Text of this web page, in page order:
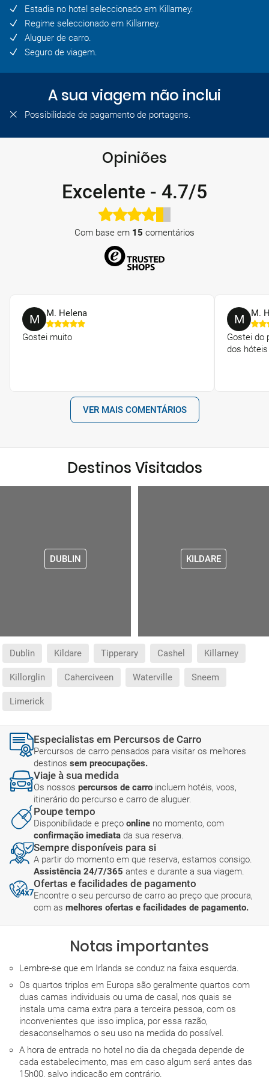
Estadia no hotel seleccionado em Killarney.
Regime seleccionado em Killarney.
Aluguer de carro.
Seguro de viagem.
A sua viagem não inclui
Possibilidade de pagamento de portagens.
Opiniões
Excelente - 4.7/5
Com base em 15 comentários
M M. Helena
Gostei muito
M M.
Gostei do
dos hóteis
VER MAIS COMENTÁRIOS
Destinos Visitados
DUBLIN KILDARE
Dublin Kildare Tipperary Cashel Killarney
Killorglin Caherciveen Waterville Sneem
Limerick
Especialistas em Percursos de Carro
Percursos de carro pensados para visitar os melhores
destinos sem preocupações.
Viaje à sua medida
Os nossos percursos de carro incluem hotéis, voos,
itinerário do percurso e carro de aluguer.
Poupe tempo
Disponibilidade e preço online no momento, com
confirmação imediata da sua reserva.
Sempre disponíveis para si
A partir do momento em que reserva, estamos consigo.
Assistência 24/7/365 antes e durante a sua viagem.
Ofertas e facilidades de pagamento
Encontre o seu percurso de carro ao preço que procura,
com as melhores ofertas e facilidades de pagamento.
Notas importantes
Lembre-se que em Irlanda se conduz na faixa esquerda.
Os quartos triplos em Europa são geralmente quartos com
duas camas individuais ou uma de casal, nos quais se
instala uma cama extra para a terceira pessoa, com os
inconvenientes que isso implica, por essa razão,
desaconselhamos o seu uso na medida do possível.
A hora de entrada no hotel no dia da chegada depende de
cada estabelecimento, mas em caso algum será antes das
15h00, salvo indicação em contrário.